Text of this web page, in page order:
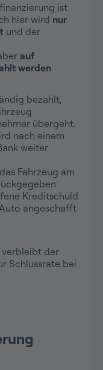
ist
hier wird nur
und der
auf
werden.
bezahlt,
übergeht.
nach einem
weiter
Fahrzeug am
Kreditschuld
angeschafft
verbleibt der
Schlussrate bei